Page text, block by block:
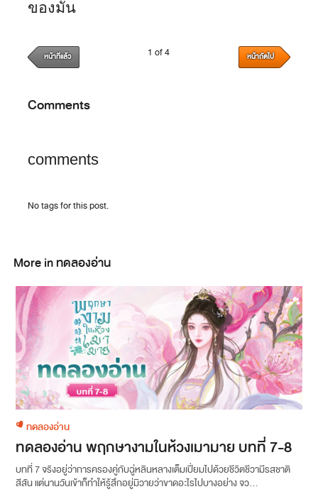
ของมัน
หน้าที่แล้ว 1 of 4 หน้าถัดไป
Comments
comments
No tags for this post.
More in ทดลองอ่าน
ทดลองอ่าน
ทดลองอ่าน พฤกษางามในห้วงเมามาย บทที่ 7-8
บทที่ 7 จริงอยู่ว่าการครองคู่กับฉู่หลินหลางเต็มเปี่ยมไปด้วยชีวิตชีวามีรสชาติ
สีสัน แต่นานวันเข้าก็ทำให้รู้สึกอยู่มิวายว่าขาดอะไรไปบางอย่าง จว...